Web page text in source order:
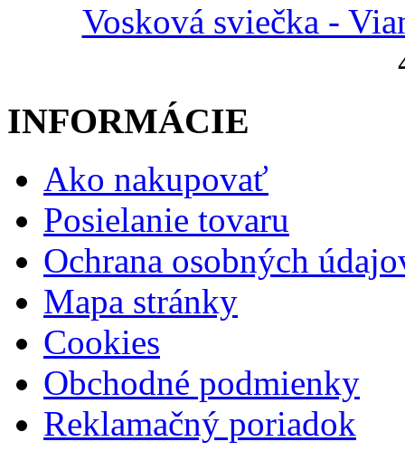
Vosková sviečka -
INFORMÁCIE
Ako nakupovať
Posielanie tovaru
Ochrana osobných
Mapa stránky
Cookies
Obchodné podmienky
Reklamačný poriadok